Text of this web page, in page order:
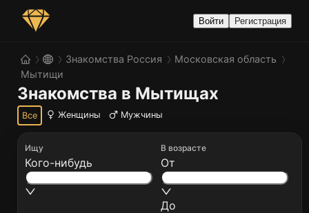
Войти Регистрация
Знакомства Россия
Московская область
Мытищи
Знакомства в Мытищах
Все Женщины Мужчины
Ищу
Кого-нибудь
В возрасте
От
До